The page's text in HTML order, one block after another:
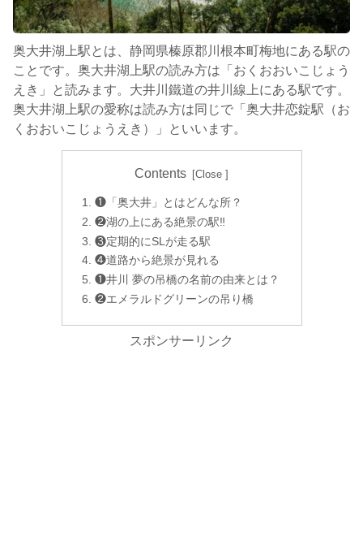
奥大井湖上駅とは、静岡県榛原郡川根本町梅地にある駅の
ことです。奥大井湖上駅の読み方は「おくおおいこじょう
えき」と読みます。大井川鐵道の井川線上にある駅です。
奥大井湖上駅の愛称は読み方は同じで「奥大井恋錠駅（お
くおおいこじょうえき）」といいます。
Contents
❶「奥大井」とはどんな所？
❷湖の上にある絶景の駅‼︎
❸定期的にSLが走る駅
❹道路から絶景が見れる
❶井川 夢の吊橋の名前の由来とは？
❷エメラルドグリーンの吊り橋
スポンサーリンク